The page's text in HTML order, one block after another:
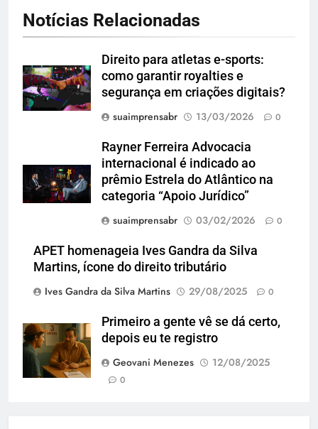
Notícias Relacionadas
Direito para atletas e-sports:
como garantir royalties e
segurança em criações digitais?
suaimprensabr
13/03/2026 0
Rayner Ferreira Advocacia
internacional é indicado ao
prêmio Estrela do Atlântico na
categoria “Apoio Jurídico”
suaimprensabr
03/02/2026 0
APET homenageia Ives Gandra da Silva
Martins, ícone do direito tributário
Ives Gandra da Silva Martins
29/08/2025 0
Primeiro a gente vê se dá certo,
depois eu te registro
Geovani Menezes
12/08/2025
0